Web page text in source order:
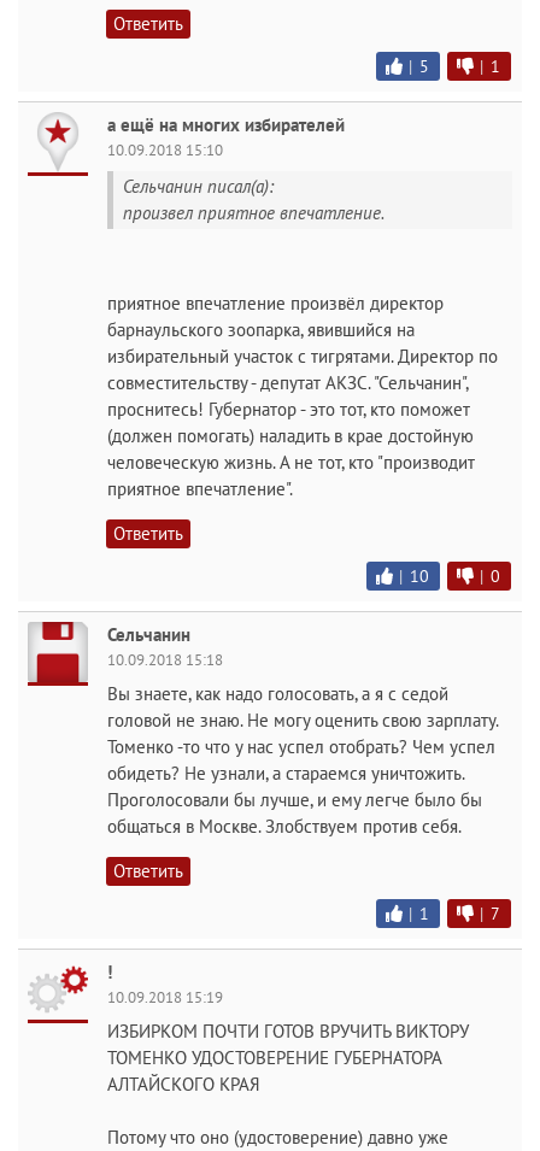
Ответить
| 5 | 1
а ещё на многих избирателей
10.09.2018 15:10
Сельчанин писал(а):
произвел приятное впечатление.
приятное впечатление произвёл директор
барнаульского зоопарка, явившийся на
избирательный участок с тигрятами. Директор по
совместительству - депутат АКЗС. "Сельчанин",
проснитесь! Губернатор - это тот, кто поможет
(должен помогать) наладить в крае достойную
человеческую жизнь. А не тот, кто "производит
приятное впечатление".
Ответить
| 10 | 0
Сельчанин
10.09.2018 15:18
Вы знаете, как надо голосовать, а я с седой
головой не знаю. Не могу оценить свою зарплату.
Томенко -то что у нас успел отобрать? Чем успел
обидеть? Не узнали, а стараемся уничтожить.
Проголосовали бы лучше, и ему легче было бы
общаться в Москве. Злобствуем против себя.
Ответить
| 1 | 7
!
10.09.2018 15:19
ИЗБИРКОМ ПОЧТИ ГОТОВ ВРУЧИТЬ ВИКТОРУ
ТОМЕНКО УДОСТОВЕРЕНИЕ ГУБЕРНАТОРА
АЛТАЙСКОГО КРАЯ
Потому что оно (удостоверение) давно уже